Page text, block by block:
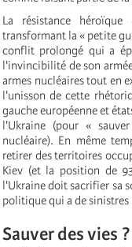
La résistance
transformant la « petite
conflit prolongé qui a
l'invincibilité de son
armes nucléaires tout en
l'unisson de cette
gauche européenne et
l'Ukraine (pour «
nucléaire). En même
retirer des territoires
Kiev (et la position de
l'Ukraine doit sacrifier sa
politique qui a de
Sauver des vies ?